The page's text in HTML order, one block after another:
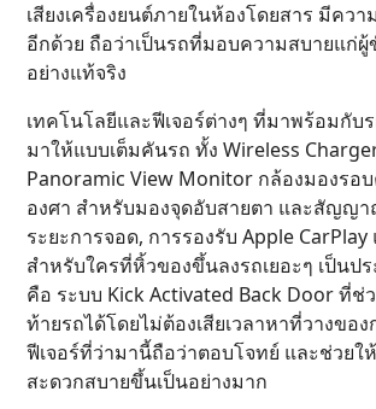
เสียงเครื่องยนต์ภายในห้องโดยสาร มีควา
อีกด้วย ถือว่าเป็นรถที่มอบความสบายแก่
อย่างแท้จริง
เทคโนโลยีและฟีเจอร์ต่างๆ ที่มาพร้อมกับ
มาให้แบบเต็มคันรถ ทั้ง Wireless
Panoramic View Monitor กล้องมองรอ
องศา สำหรับมองจุดอับสายตา และสัญญา
ระยะการจอด, การรองรับ Apple
สำหรับใครที่หิ้วของขึ้นลงรถเยอะๆ เป็นป
คือ ระบบ Kick Activated Back Door ที่ช่ว
ท้ายรถได้โดยไม่ต้องเสียเวลาหาที่วางขอ
ฟีเจอร์ที่ว่ามานี้ถือว่าตอบโจทย์ และช่วยใ
สะดวกสบายขึ้นเป็นอย่างมาก